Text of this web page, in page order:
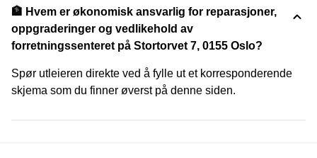
🏦 Hvem er økonomisk ansvarlig for reparasjoner,
oppgraderinger og vedlikehold av
forretningssenteret på Stortorvet 7, 0155 Oslo?
Spør utleieren direkte ved å fylle ut et korresponderende
skjema som du finner øverst på denne siden.